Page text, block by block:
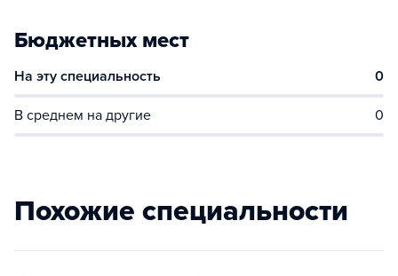
Бюджетных мест
На эту специальность 0
В среднем на другие 0
Похожие специальности